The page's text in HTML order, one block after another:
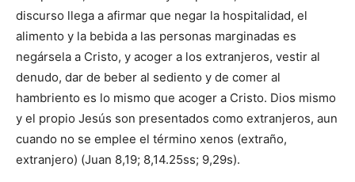
discurso llega a afirmar que negar la hospitalidad, el
alimento y la bebida a las personas marginadas es
negársela a Cristo, y acoger a los extranjeros, vestir al
denudo, dar de beber al sediento y de comer al
hambriento es lo mismo que acoger a Cristo. Dios mismo
y el propio Jesús son presentados como extranjeros, aun
cuando no se emplee el término xenos (extraño,
extranjero) (Juan 8,19; 8,14.25ss; 9,29s).